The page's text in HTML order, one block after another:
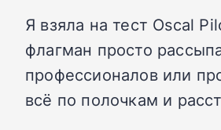
Я взяла на тест Oscal
флагман просто
профессионалов или
всё по полочкам и